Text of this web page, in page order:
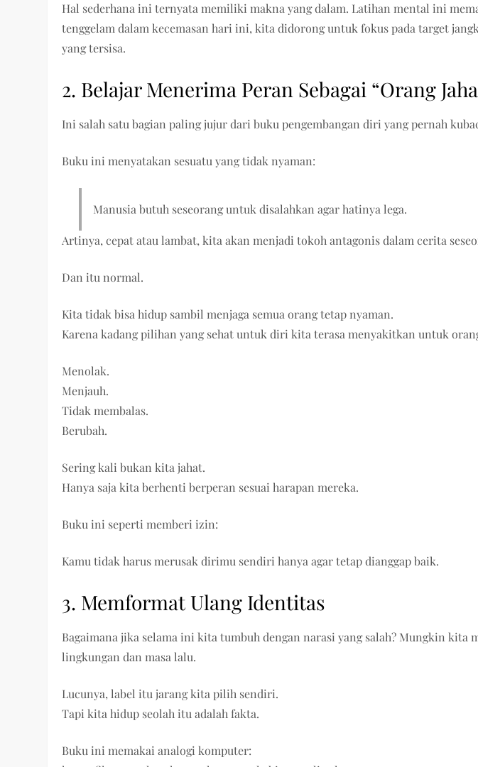
Hal sederhana ini ternyata memiliki makna yang dalam. Latihan mental ini
tenggelam dalam kecemasan hari ini, kita didorong untuk fokus pada target
yang tersisa.
2. Belajar Menerima Peran Sebagai “Orang
Ini salah satu bagian paling jujur dari buku pengembangan diri yang pernah
Buku ini menyatakan sesuatu yang tidak nyaman:
Manusia butuh seseorang untuk disalahkan agar hatinya lega.
Artinya, cepat atau lambat, kita akan menjadi tokoh antagonis dalam cerita
Dan itu normal.
Kita tidak bisa hidup sambil menjaga semua orang tetap nyaman.
Karena kadang pilihan yang sehat untuk diri kita terasa menyakitkan untuk
Menolak.
Menjauh.
Tidak membalas.
Berubah.
Sering kali bukan kita jahat.
Hanya saja kita berhenti berperan sesuai harapan mereka.
Buku ini seperti memberi izin:
Kamu tidak harus merusak dirimu sendiri hanya agar tetap dianggap baik.
3. Memformat Ulang Identitas
Bagaimana jika selama ini kita tumbuh dengan narasi yang salah? Mungkin kita
lingkungan dan masa lalu.
Lucunya, label itu jarang kita pilih sendiri.
Tapi kita hidup seolah itu adalah fakta.
Buku ini memakai analogi komputer: